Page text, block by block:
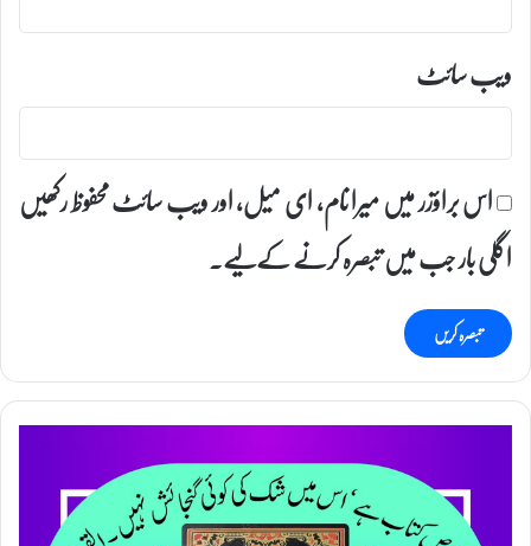
ویب‌ سائٹ
اس براؤزر میں میرا نام، ای میل، اور ویب سائٹ محفوظ رکھیں
اگلی بار جب میں تبصرہ کرنے کےلیے۔